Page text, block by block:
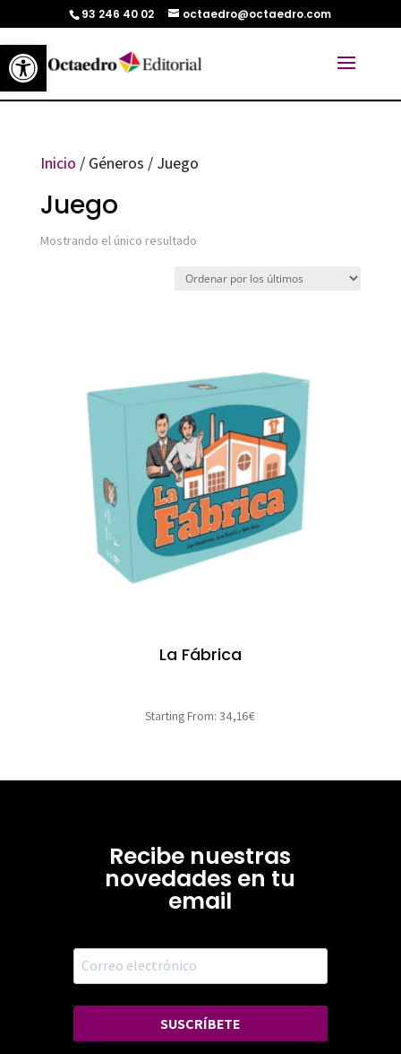
Abrir barra de herramientas
93 246 40 02 octaedro@octaedro.com
Inicio / Géneros / Juego
Juego
Mostrando el único resultado
La Fábrica
Starting From:34,16€
Recibe nuestras
novedades en tu
email
SUSCRÍBETE